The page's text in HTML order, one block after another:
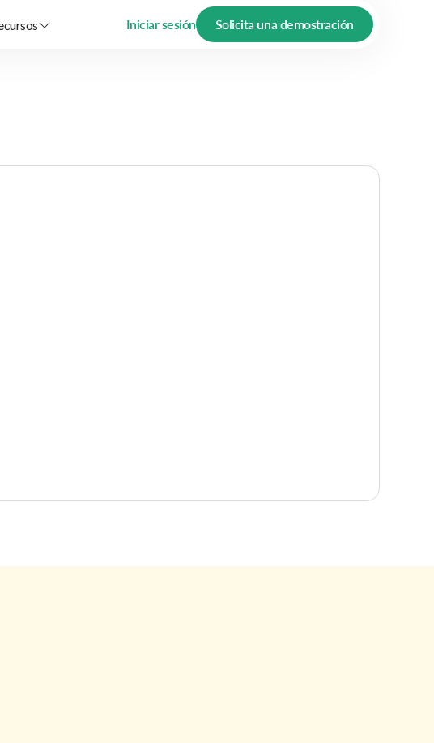
Iniciar sesión Solicita una demostración